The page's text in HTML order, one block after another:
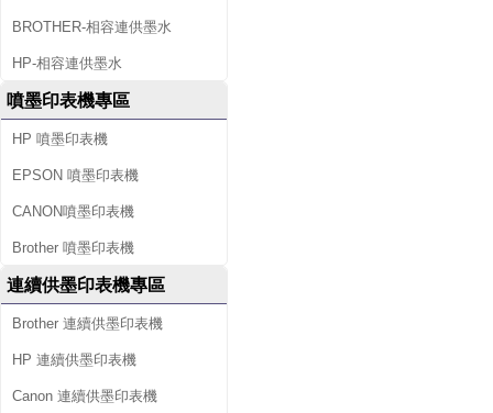
BROTHER-相容連供墨水
HP-相容連供墨水
噴墨印表機專區
HP 噴墨印表機
EPSON 噴墨印表機
CANON噴墨印表機
Brother 噴墨印表機
連續供墨印表機專區
Brother 連續供墨印表機
HP 連續供墨印表機
Canon 連續供墨印表機